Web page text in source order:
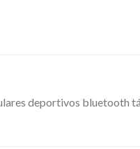
deportivos bluetooth